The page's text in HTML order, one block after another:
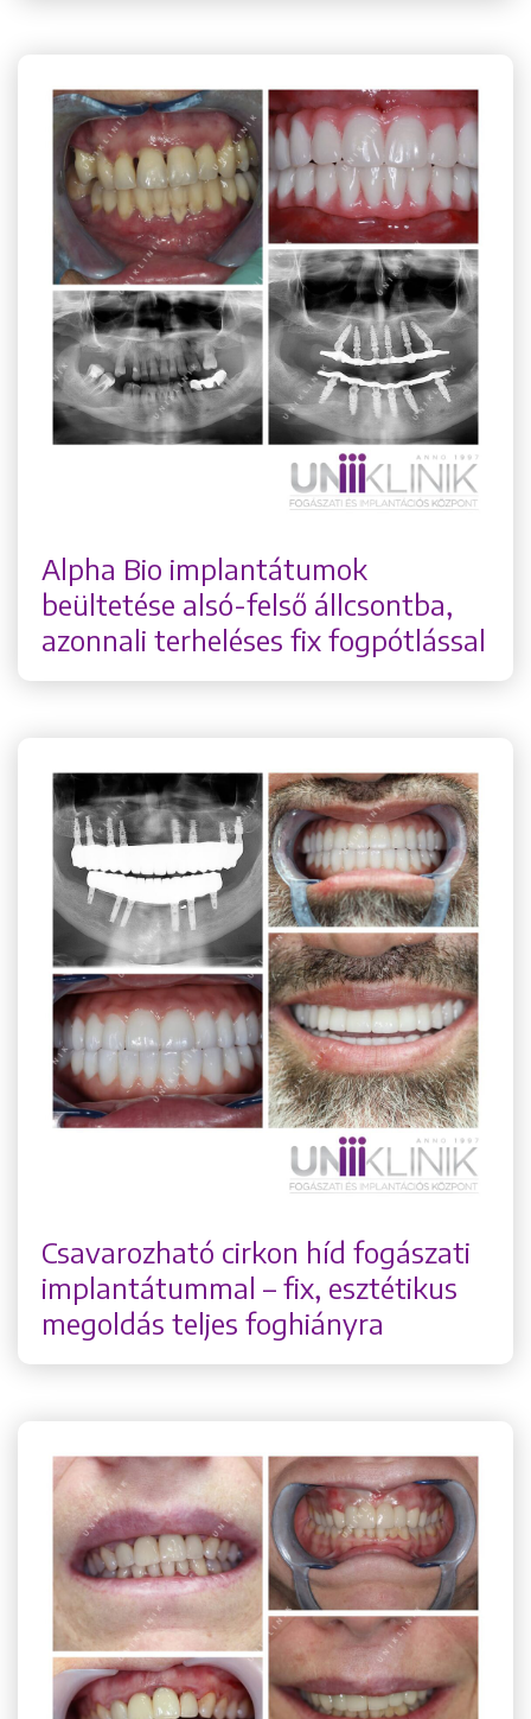
Alpha Bio implantátumok
beültetése alsó-felső állcsontba,
azonnali terheléses fix fogpótlással
Csavarozható cirkon híd fogászati
implantátummal – fix, esztétikus
megoldás teljes foghiányra